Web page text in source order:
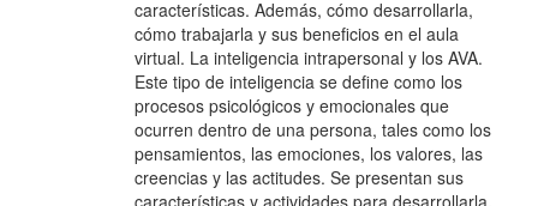
características. Además, cómo desarrollarla,
cómo trabajarla y sus beneficios en el aula
virtual. La inteligencia intrapersonal y los AVA.
Este tipo de inteligencia se define como los
procesos psicológicos y emocionales que
ocurren dentro de una persona, tales como los
pensamientos, las emociones, los valores, las
creencias y las actitudes. Se presentan sus
características y actividades para desarrollarla.